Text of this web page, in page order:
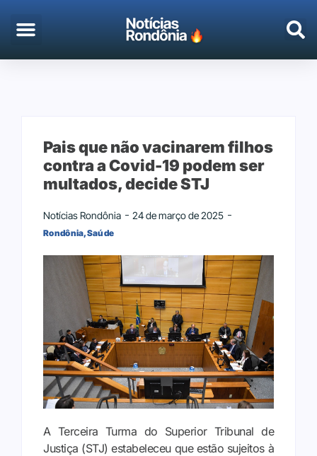
Pais que não vacinarem filhos
contra a Covid-19 podem ser
multados, decide STJ
Notícias Rondônia 24 de março de 2025
Rondônia,Saúde
A Terceira Turma do Superior Tribunal de
Justiça (STJ) estabeleceu que estão sujeitos à